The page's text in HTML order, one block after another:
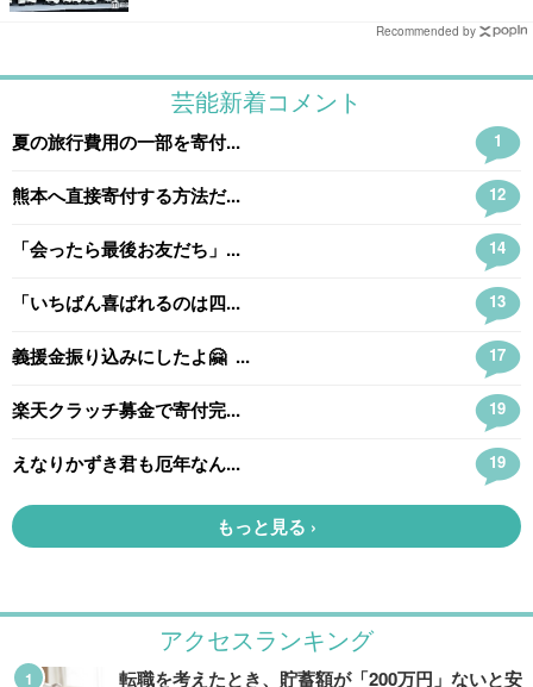
Recommended by
アクセスランキング
転職を考えたとき、貯蓄額が「200万円」ないと安